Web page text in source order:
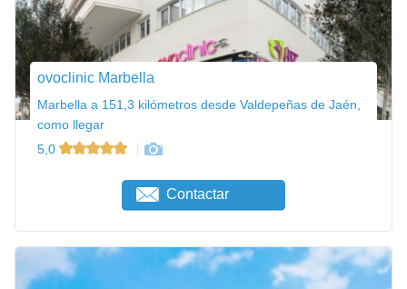
ovoclinic Marbella
Marbella a 151,3 kilómetros desde Valdepeñas de Jaén,
como llegar
5,0
Contactar